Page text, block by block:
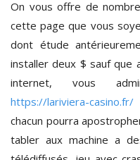
On vous offre de
cette page que vous
dont étude
installer deux $ sauf que
internet, vous
https://lariviera-casino.fr/
chacun pourra
tabler aux machine a